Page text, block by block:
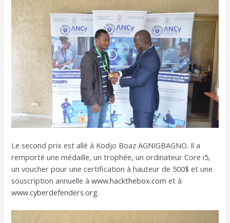
Le second prix est allé à Kodjo Boaz AGNIGBAGNO. Il a
remporté une médaille, un trophée, un ordinateur Core i5,
un voucher pour une certification à hauteur de 500$ et une
souscription annuelle àwww.hackthebox.com et à
www.cyberdefenders.org.